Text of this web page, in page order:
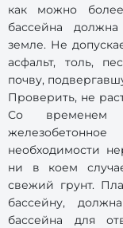
как можно
бассейна
земле. Не
асфальт, толь,
почву,
Проверить, не
Со временем
необходимости
ни в коем
свежий грунт.
бассейну,
бассейна для